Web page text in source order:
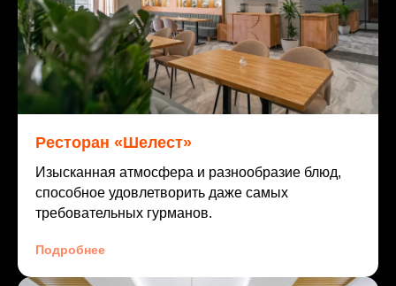
Ресторан «Шелест»
Изысканная атмосфера и разнообразие блюд,
способное удовлетворить даже самых
требовательных гурманов.
Подробнее